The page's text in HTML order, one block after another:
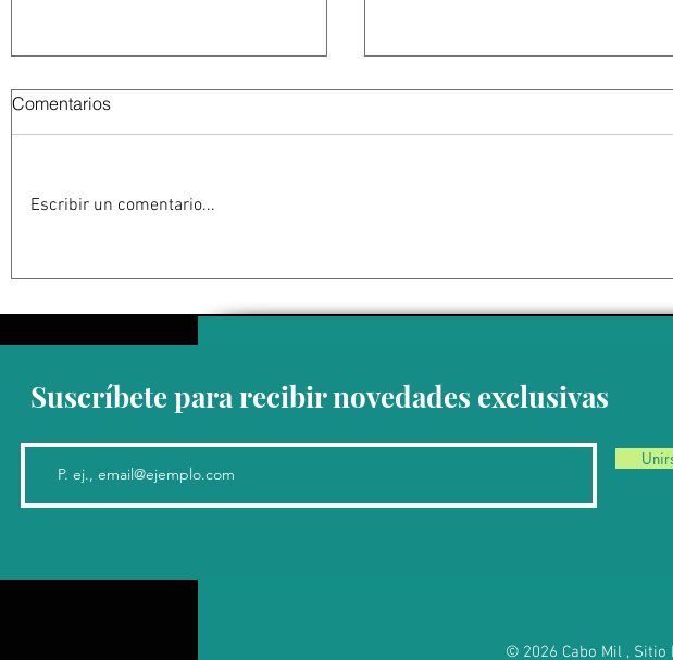
Jalisco: frenar las conexiones
con la política mexicana y su
contra su personal; medida
Comentarios
Escribir un comentario...
Suscríbete para recibir novedades exclusivas
© 2026 Cabo Mil ,